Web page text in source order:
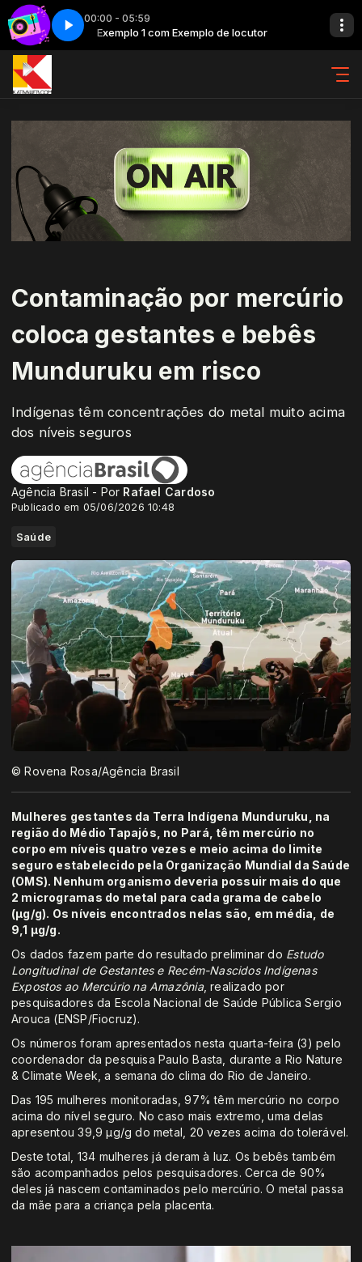
00:00 - 05:59
Exemplo 1 com Exemplo de locutor
Back in time - Parte 6
Contaminação por mercúrio
coloca gestantes e bebês
Munduruku em risco
Indígenas têm concentrações do metal muito acima
dos níveis seguros
Agência Brasil - Por Rafael Cardoso
Publicado em 05/06/2026 10:48
Saúde
© Rovena Rosa/Agência Brasil
Mulheres gestantes da Terra Indígena Munduruku, na
região do Médio Tapajós, no Pará, têm mercúrio no
corpo em níveis quatro vezes e meio acima do limite
seguro estabelecido pela Organização Mundial da Saúde
(OMS). Nenhum organismo deveria possuir mais do que
2 microgramas do metal para cada grama de cabelo
(µg/g). Os níveis encontrados nelas são, em média, de
9,1 µg/g.
Os dados fazem parte do resultado preliminar do Estudo
Longitudinal de Gestantes e Recém-Nascidos Indígenas
Expostos ao Mercúrio na Amazônia, realizado por
pesquisadores da Escola Nacional de Saúde Pública Sergio
Arouca (ENSP/Fiocruz).
Os números foram apresentados nesta quarta-feira (3) pelo
coordenador da pesquisa Paulo Basta, durante a Rio Nature
& Climate Week, a semana do clima do Rio de Janeiro.
Das 195 mulheres monitoradas, 97% têm mercúrio no corpo
acima do nível seguro. No caso mais extremo, uma delas
apresentou 39,9 µg/g do metal, 20 vezes acima do tolerável.
Deste total, 134 mulheres já deram à luz. Os bebês também
são acompanhados pelos pesquisadores. Cerca de 90%
deles já nascem contaminados pelo mercúrio. O metal passa
da mãe para a criança pela placenta.